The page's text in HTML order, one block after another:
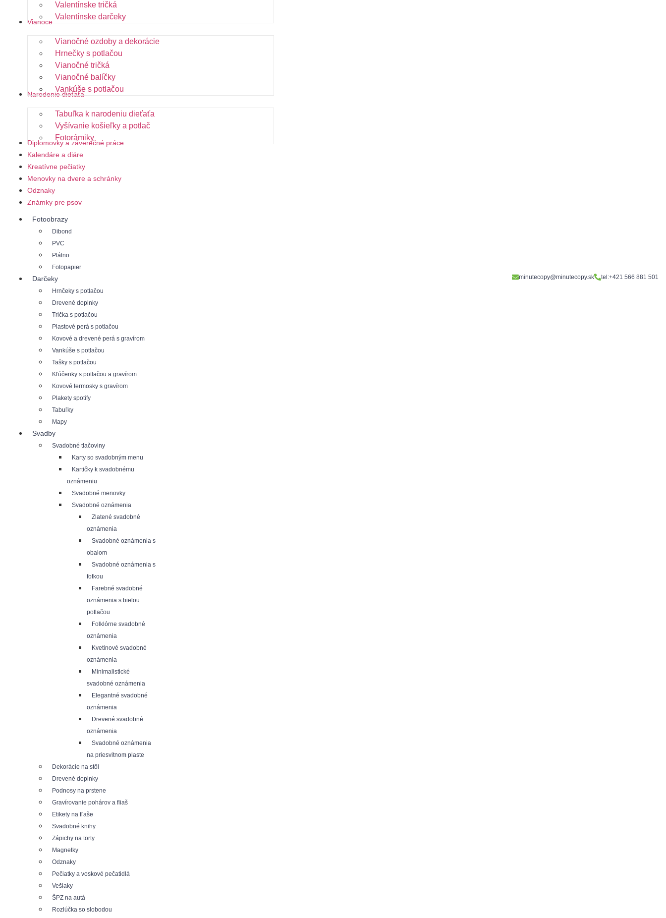
Valentínske tričká
Valentínske darčeky
Vianoce
Vianočné ozdoby a dekorácie
Hrnečky s potlačou
Vianočné tričká
Vianočné balíčky
Vankúše s potlačou
Narodenie dieťaťa
Tabuľka k narodeniu dieťaťa
Vyšívanie košieľky a potlač
Fotorámiky
Diplomovky a záverečné práce
Kalendáre a diáre
Kreatívne pečiatky
Menovky na dvere a schránky
Odznaky
Známky pre psov
Fotoobrazy
Dibond
PVC
Plátno
Fotopapier
Darčeky
Hrnčeky s potlačou
Drevené doplnky
Trička s potlačou
Plastové perá s potlačou
Kovové a drevené perá s gravírom
Vankúše s potlačou
Tašky s potlačou
Kľúčenky s potlačou a gravírom
Kovové termosky s gravírom
Plakety spotify
Tabuľky
Mapy
Svadby
Svadobné tlačoviny
Karty so svadobným menu
Kartičky k svadobnému
oznámeniu
Svadobné menovky
Svadobné oznámenia
Zlatené svadobné
oznámenia
Svadobné oznámenia s
obalom
Svadobné oznámenia s
fotkou
Farebné svadobné
oznámenia s bielou
potlačou
Folklórne svadobné
oznámenia
Kvetinové svadobné
oznámenia
Minimalistické
svadobné oznámenia
Elegantné svadobné
oznámenia
Drevené svadobné
oznámenia
Svadobné oznámenia
na priesvitnom plaste
Dekorácie na stôl
Drevené doplnky
Podnosy na prstene
Gravírovanie pohárov a fliaš
Etikety na fľaše
Svadobné knihy
Zápichy na torty
Magnetky
Odznaky
Pečiatky a voskové pečatidlá
Vešiaky
ŠPZ na autá
Rozlúčka so slobodou
minutecopy@minutecopy.sk tel:+421 566 881 501